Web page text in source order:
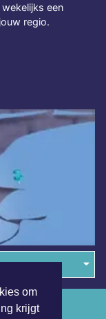
om
krijgt
een
regio.